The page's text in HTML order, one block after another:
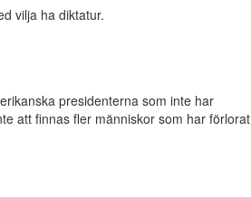
vilja ha diktatur.
presidenterna som inte har
att finnas fler människor som har förlorat